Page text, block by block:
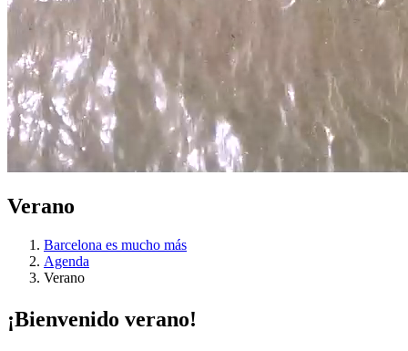
Verano
Barcelona es mucho más
Agenda
Verano
¡Bienvenido verano!